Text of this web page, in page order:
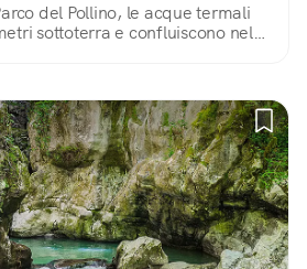
del Pollino, le acque termali
sottoterra e confluiscono nel